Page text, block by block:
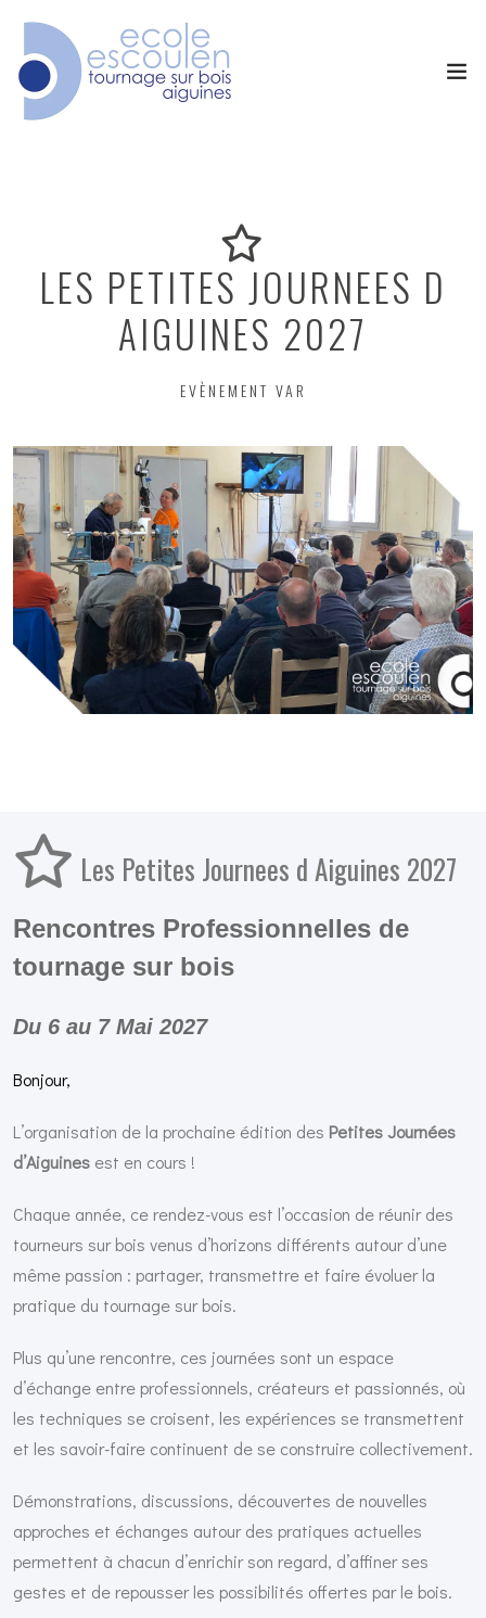
LES PETITES JOURNEES D
AIGUINES 2027
EVÈNEMENT VAR
Les Petites Journees d Aiguines 2027
Rencontres Professionnelles de
tournage sur bois
Du 6 au 7 Mai 2027
Bonjour,
L’organisation de la prochaine édition des Petites Journées
d’Aiguines est en cours !
Chaque année, ce rendez-vous est l’occasion de réunir des
tourneurs sur bois venus d’horizons différents autour d’une
même passion : partager, transmettre et faire évoluer la
pratique du tournage sur bois.
Plus qu’une rencontre, ces journées sont un espace
d’échange entre professionnels, créateurs et passionnés, où
les techniques se croisent, les expériences se transmettent
et les savoir-faire continuent de se construire collectivement.
Démonstrations, discussions, découvertes de nouvelles
approches et échanges autour des pratiques actuelles
permettent à chacun d’enrichir son regard, d’affiner ses
gestes et de repousser les possibilités offertes par le bois.